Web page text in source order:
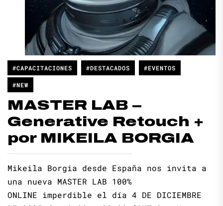
#CAPACITACIONES #DESTACADOS #EVENTOS
#NEW
MASTER LAB –
Generative Retouch +
por MIKEILA BORGIA
Mikeila Borgia desde España nos invita a
una nueva MASTER LAB 100%
ONLINE imperdible el día 4 DE DICIEMBRE